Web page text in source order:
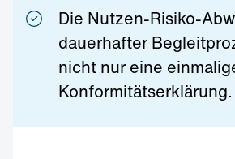
Die Nutzen-Risiko-
dauerhafter
nicht nur eine
Konformitätserklärung.